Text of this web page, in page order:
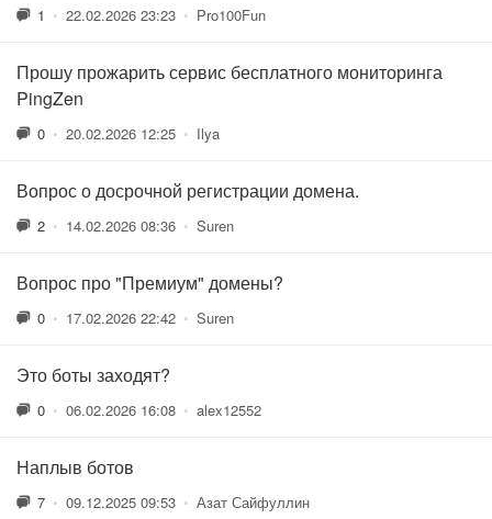
1 • 22.02.2026 23:23 • Pro100Fun
Прошу прожарить сервис бесплатного мониторинга
PingZen
0 • 20.02.2026 12:25 • Ilya
Вопрос о досрочной регистрации домена.
2 • 14.02.2026 08:36 • Suren
Вопрос про "Премиум" домены?
0 • 17.02.2026 22:42 • Suren
Это боты заходят?
0 • 06.02.2026 16:08 • alex12552
Наплыв ботов
7 • 09.12.2025 09:53 • Азат Сайфуллин